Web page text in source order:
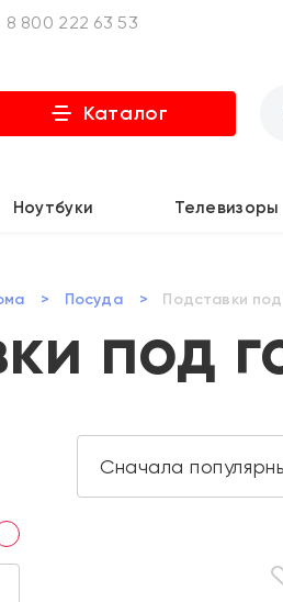
8 800 222 63 53
Каталог
Ноутбуки Телевизоры
> Посуда > Подставки
под